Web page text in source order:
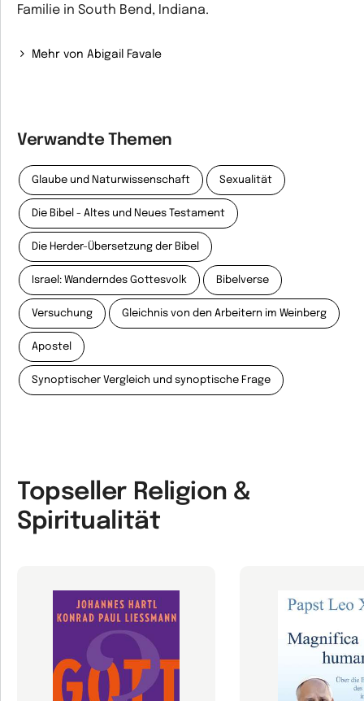
Familie in South Bend, Indiana.
Mehr von Abigail Favale
Verwandte Themen
Glaube und Naturwissenschaft Sexualität
Die Bibel - Altes und Neues Testament
Die Herder-Übersetzung der Bibel
Israel: Wanderndes Gottesvolk Bibelverse
Versuchung Gleichnis von den Arbeitern im Weinberg
Apostel
Synoptischer Vergleich und synoptische Frage
Topseller Religion &
Spiritualität